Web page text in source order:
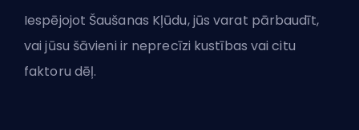
Iespējojot Šaušanas Kļūdu, jūs varat pārbaudīt,
vai jūsu šāvieni ir neprecīzi kustības vai citu
faktoru dēļ.